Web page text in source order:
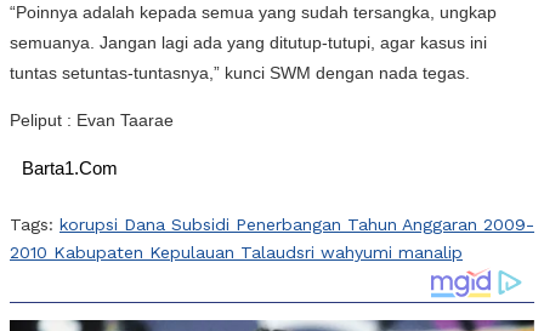
“Poinnya adalah kepada semua yang sudah tersangka, ungkap
semuanya. Jangan lagi ada yang ditutup-tutupi, agar kasus ini
tuntas setuntas-tuntasnya,” kunci SWM dengan nada tegas.
Peliput : Evan Taarae
Barta1.Com
Tags: korupsi Dana Subsidi Penerbangan Tahun Anggaran 2009-
2010 Kabupaten Kepulauan Talaudsri wahyumi manalip